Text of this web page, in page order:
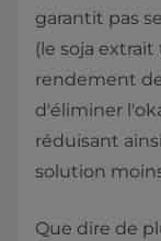
garantit pas
(le soja
rendement
d'éliminer
réduisant
solution
Que dire de